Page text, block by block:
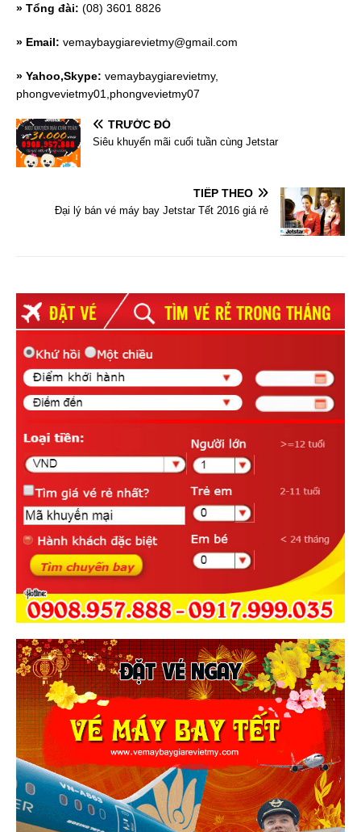
» Tổng đài: (08) 3601 8826
» Email: vemaybaygiarevietmy@gmail.com
» Yahoo,Skype: vemaybaygiarevietmy,
phongvevietmy01,phongvevietmy07
TRƯỚC ĐÓ
Siêu khuyến mãi cuối tuần cùng Jetstar
TIẾP THEO
Đại lý bán vé máy bay Jetstar Tết 2016 giá rẻ